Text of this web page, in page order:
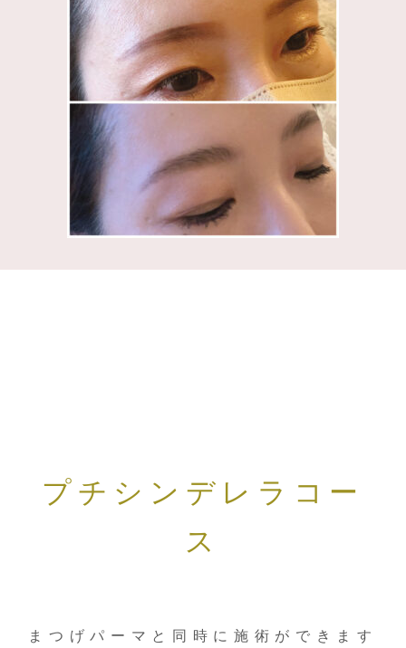
プチシンデレラコー
ス
まつげパーマと同時に施術ができます